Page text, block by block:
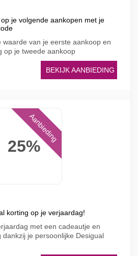
je volgende aankopen met je
waarde van je eerste aankoop en
op je tweede aankoop
BEKIJK AANBIEDING
25%
Aanbieding
korting op je verjaardag!
met een cadeautje en
dankzij je persoonlijke Desigual